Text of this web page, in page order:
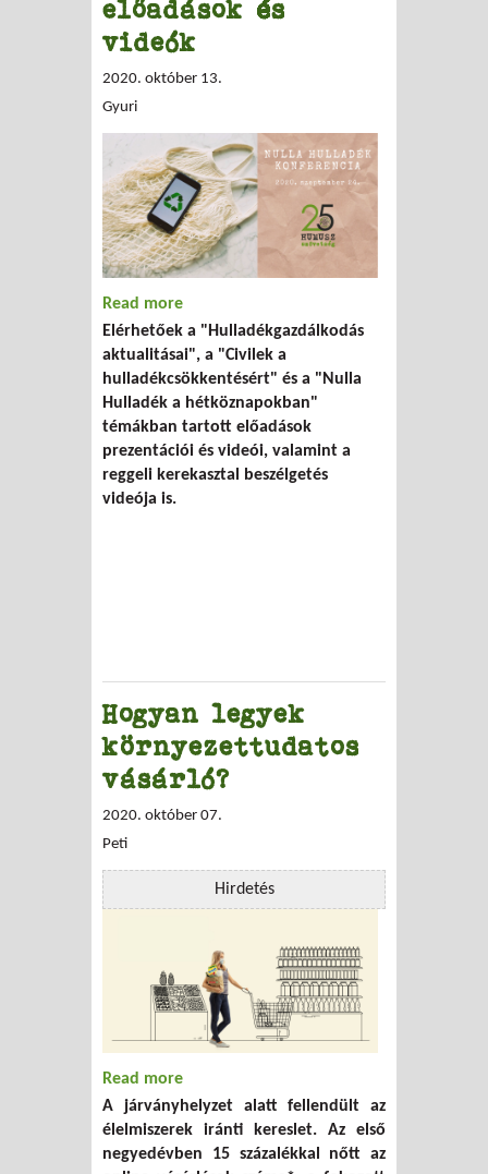
előadások és
videók
2020. október 13.
Gyuri
Read more
előadások és videók
Elérhetőek a "Hulladékgazdálkodás
aktualitásai", a "Civilek a
hulladékcsökkentésért" és a "Nulla
Hulladék a hétköznapokban"
témákban tartott előadások
prezentációi és videói, valamint a
reggeli kerekasztal beszélgetés
videója is.
Hogyan legyek
környezettudatos
vásárló?
2020. október 07.
Peti
Hirdetés
Read more
vásárló?
A járványhelyzet alatt fellendült az
élelmiszerek iránti kereslet. Az első
negyedévben 15 százalékkal nőtt az